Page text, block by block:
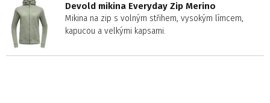
Devold mikina Everyday Zip Merino
Mikina na zip s volným střihem, vysokým límcem,
kapucou a velkými kapsami.